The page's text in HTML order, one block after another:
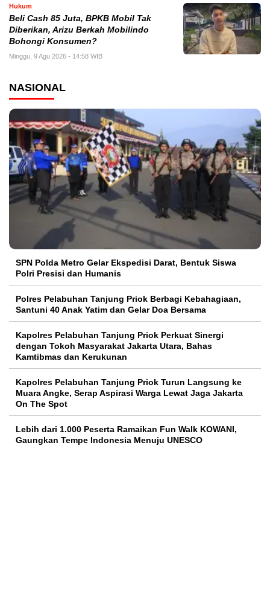
Hukum
‎Beli Cash 85 Juta, BPKB Mobil Tak
Diberikan, Arizu Berkah Mobilindo
Bohongi Konsumen?
Minggu, 9 Agu 2026 - 14:58 WIB
NASIONAL
SPN Polda Metro Gelar Ekspedisi Darat, Bentuk Siswa
Polri Presisi dan Humanis
Polres Pelabuhan Tanjung Priok Berbagi Kebahagiaan,
Santuni 40 Anak Yatim dan Gelar Doa Bersama
Kapolres Pelabuhan Tanjung Priok Perkuat Sinergi
dengan Tokoh Masyarakat Jakarta Utara, Bahas
Kamtibmas dan Kerukunan
Kapolres Pelabuhan Tanjung Priok Turun Langsung ke
Muara Angke, Serap Aspirasi Warga Lewat Jaga Jakarta
On The Spot
Lebih dari 1.000 Peserta Ramaikan Fun Walk KOWANI,
Gaungkan Tempe Indonesia Menuju UNESCO